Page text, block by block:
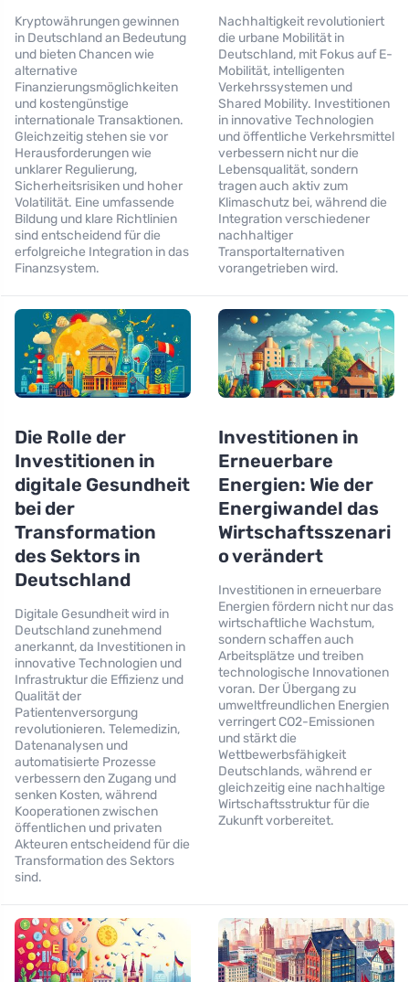
Kryptowährungen gewinnen
in Deutschland an Bedeutung
und bieten Chancen wie
alternative
Finanzierungsmöglichkeiten
und kostengünstige
internationale Transaktionen.
Gleichzeitig stehen sie vor
Herausforderungen wie
unklarer Regulierung,
Sicherheitsrisiken und hoher
Volatilität. Eine umfassende
Bildung und klare Richtlinien
sind entscheidend für die
erfolgreiche Integration in das
Finanzsystem.
Nachhaltigkeit revolutioniert
die urbane Mobilität in
Deutschland, mit Fokus auf E-
Mobilität, intelligenten
Verkehrssystemen und
Shared Mobility. Investitionen
in innovative Technologien
und öffentliche Verkehrsmittel
verbessern nicht nur die
Lebensqualität, sondern
tragen auch aktiv zum
Klimaschutz bei, während die
Integration verschiedener
nachhaltiger
Transportalternativen
vorangetrieben wird.
Die Rolle der
Investitionen in
digitale Gesundheit
bei der
Transformation
des Sektors in
Deutschland
Digitale Gesundheit wird in
Deutschland zunehmend
anerkannt, da Investitionen in
innovative Technologien und
Infrastruktur die Effizienz und
Qualität der
Patientenversorgung
revolutionieren. Telemedizin,
Datenanalysen und
automatisierte Prozesse
verbessern den Zugang und
senken Kosten, während
Kooperationen zwischen
öffentlichen und privaten
Akteuren entscheidend für die
Transformation des Sektors
sind.
Investitionen in
Erneuerbare
Energien: Wie der
Energiwandel das
Wirtschaftsszenari
o verändert
Investitionen in erneuerbare
Energien fördern nicht nur das
wirtschaftliche Wachstum,
sondern schaffen auch
Arbeitsplätze und treiben
technologische Innovationen
voran. Der Übergang zu
umweltfreundlichen Energien
verringert CO2-Emissionen
und stärkt die
Wettbewerbsfähigkeit
Deutschlands, während er
gleichzeitig eine nachhaltige
Wirtschaftsstruktur für die
Zukunft vorbereitet.